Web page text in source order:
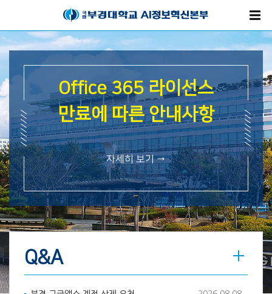
Office 365 라이선스
만료에 따른 안내사항
자세히 보기 →
Q&A